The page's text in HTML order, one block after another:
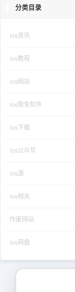
分类目录
Ios资讯
ios教程
ios网站
ios限免软件
ios下载
ios公众号
ios源
ios相关
作废网站
ios网盘